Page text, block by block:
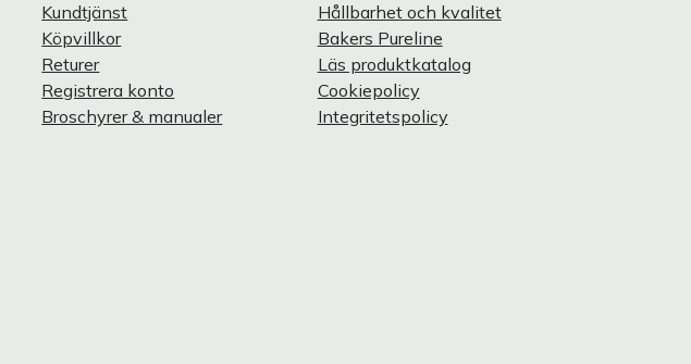
Kundtjänst
Köpvillkor
Returer
Registrera konto
Broschyrer & manualer
Hållbarhet och kvalitet
Bakers Pureline
Läs produktkatalog
Cookiepolicy
Integritetspolicy